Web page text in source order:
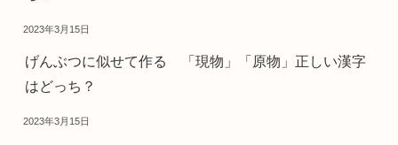
2023年3月15日
げんぶつに似せて作る 「現物」「原物」正しい漢字
はどっち？
2023年3月15日